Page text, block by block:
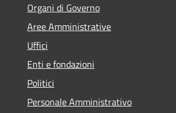
Organi di Governo
Aree Amministrative
Uffici
Enti e fondazioni
Politici
Personale Amministrativo